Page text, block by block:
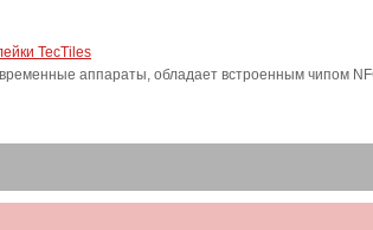
TecTiles
аппараты, обладает встроенным чипом